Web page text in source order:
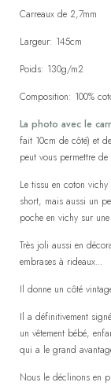
Carreaux de 2,7mm
Largeur: 145cm
Poids: 130g/m2
Composition: 100%
La photo avec le
fait 10cm de côté) et
peut vous permettre
Le tissu en coton
short, mais aussi un
poche en vichy sur
Très joli aussi en
embrases à rideaux...
Il donne un côté
Il a définitivement
un vêtement bébé,
qui a le grand
Nous le déclinons en